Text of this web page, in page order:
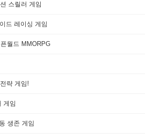
스릴러 게임
드 레이싱 게임
월드 MMORPG
략 게임!
게임
생존 게임